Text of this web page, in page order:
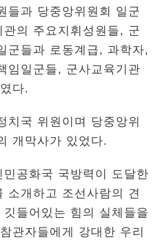
들과 당중앙위원회 일군
의 주요지휘성원들, 군
군들과 로동계급, 과학자,
임일군들, 군사교육기관
다.
치국 위원이며 당중앙위
개막사가 있었다.
공화국 국방력이 도달한
소개하고 조선사람의 견
들어있는 힘의 실체들을
관자들에게 강대한 우리